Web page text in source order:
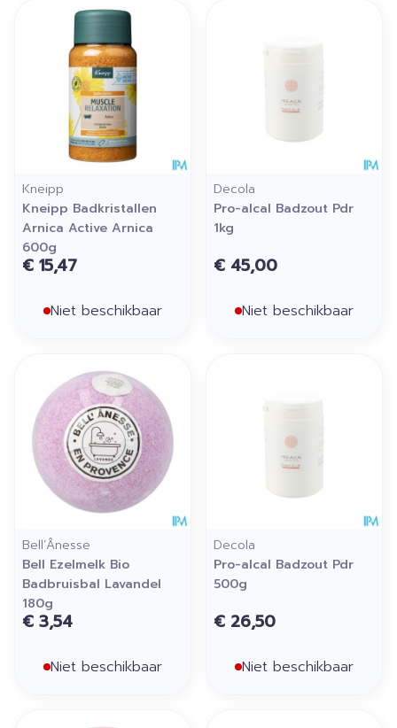
Kneipp
Kneipp Badkristallen
Arnica Active Arnica
600g
€ 15,47
Niet beschikbaar
Decola
Pro-alcal Badzout Pdr
1kg
€ 45,00
Niet beschikbaar
Bell’Ânesse
Bell Ezelmelk Bio
Badbruisbal Lavandel
180g
€ 3,54
Niet beschikbaar
Decola
Pro-alcal Badzout Pdr
500g
€ 26,50
Niet beschikbaar